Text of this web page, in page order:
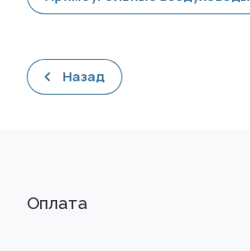
Назад
Оплата